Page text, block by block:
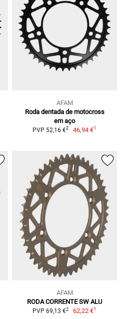
AFAM
Roda dentada de motocross
em aço
PVP 52,16 €2 46,94 €1
AFAM
RODA CORRENTE SW ALU
PVP 69,13 €2 62,22 €1